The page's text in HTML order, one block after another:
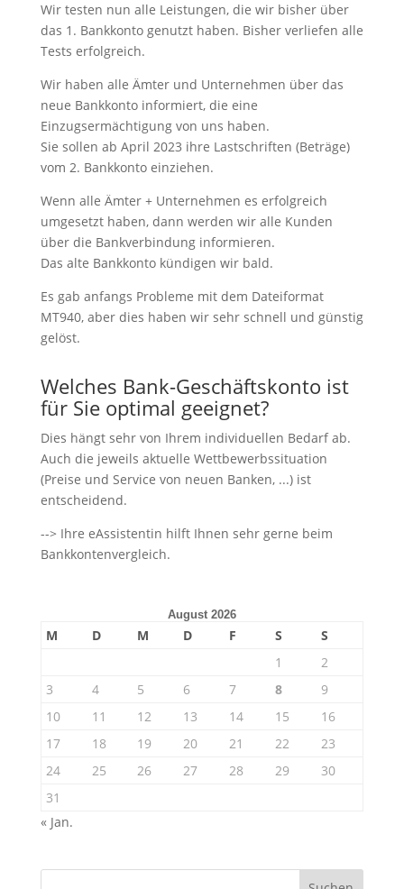
Wir testen nun alle Leistungen, die wir bisher über
das 1. Bankkonto genutzt haben. Bisher verliefen alle
Tests erfolgreich.
Wir haben alle Ämter und Unternehmen über das
neue Bankkonto informiert, die eine
Einzugsermächtigung von uns haben.
Sie sollen ab April 2023 ihre Lastschriften (Beträge)
vom 2. Bankkonto einziehen.
Wenn alle Ämter + Unternehmen es erfolgreich
umgesetzt haben, dann werden wir alle Kunden
über die Bankverbindung informieren.
Das alte Bankkonto kündigen wir bald.
Es gab anfangs Probleme mit dem Dateiformat
MT940, aber dies haben wir sehr schnell und günstig
gelöst.
Welches Bank-Geschäftskonto ist
für Sie optimal geeignet?
Dies hängt sehr von Ihrem individuellen Bedarf ab.
Auch die jeweils aktuelle Wettbewerbssituation
(Preise und Service von neuen Banken, ...) ist
entscheidend.
--> Ihre eAssistentin hilft Ihnen sehr gerne beim
Bankkontenvergleich.
August 2026
M D M D F S
S
1
2
3
4 5 6 7 8
9
10
11 12 13 14 15
16
17
18 19 20 21 22
23
24
25 26 27 28 29
30
31
« Jan.